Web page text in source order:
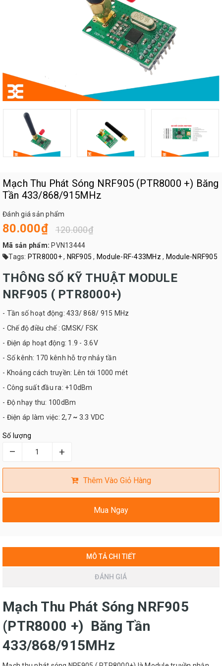
Mạch Thu Phát Sóng NRF905 (PTR8000 +) Băng
Tần 433/868/915MHz
Đánh giá sản phẩm
80.000₫ 120.000₫
Mã sản phẩm: PVN13444
Tags: PTR8000+ , NRF905 , Module-RF-433MHz , Module-NRF905
THÔNG SỐ KỸ THUẬT MODULE
NRF905 ( PTR8000+)
- Tần số hoạt động: 433/ 868/ 915 MHz
- Chế độ điều chế : GMSK/ FSK
- Điện áp hoạt động: 1.9 - 3.6V
- Số kênh: 170 kênh hỗ trợ nhảy tần
- Khoảng cách truyền: Lên tới 1000 mét
- Công suất đầu ra: +10dBm
- Độ nhạy thu: 100dBm
- Điện áp làm việc: 2,7 ~ 3.3 VDC
Số lượng
– +
Thêm Vào Giỏ Hàng
Mua Ngay
MÔ TẢ CHI TIẾT
ĐÁNH GIÁ
Mạch Thu Phát Sóng NRF905
(PTR8000 +) Băng Tần
433/868/915MHz